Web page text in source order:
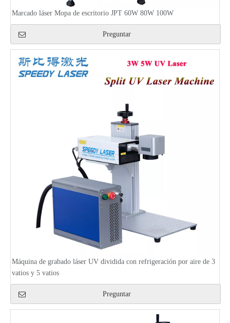
Marcado láser Mopa de escritorio JPT 60W 80W 100W
Preguntar
Máquina de grabado láser UV dividida con refrigeración por aire de 3
vatios y 5 vatios
Preguntar